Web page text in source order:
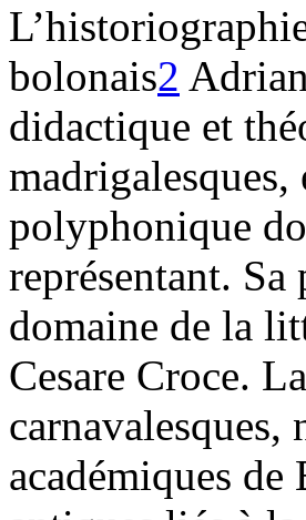
bolonais2
didactique et
polyphonique
représentant.
domaine de la
Cesare Croce.
carnavalesques,
académiques